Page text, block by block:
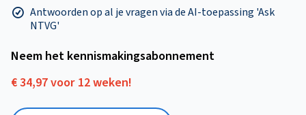
Antwoorden op al je vragen via de AI-toepassing 'Ask
NTVG'
Neem het kennismakings­abonnement
€ 34,97 voor 12 weken!